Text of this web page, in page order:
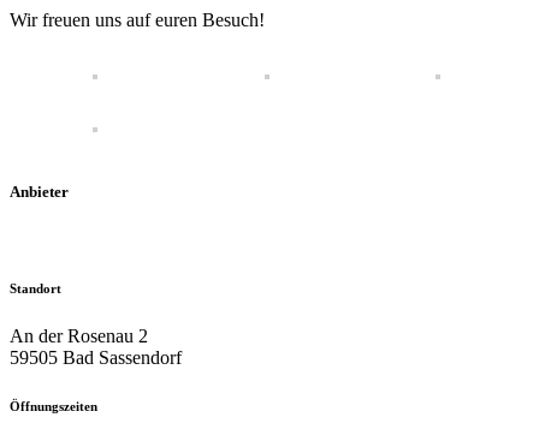
Wir freuen uns auf euren Besuch!
Anbieter
Standort
An der Rosenau 2
59505 Bad Sassendorf
Öffnungszeiten